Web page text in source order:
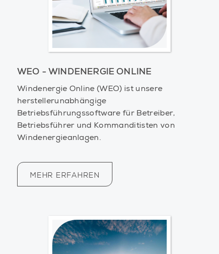
WEO - WINDENERGIE ONLINE
Windenergie Online (WEO) ist unsere
herstellerunabhängige
Betriebsführungssoftware für Betreiber,
Betriebsführer und Kommanditisten von
Windenergieanlagen.
MEHR ERFAHREN